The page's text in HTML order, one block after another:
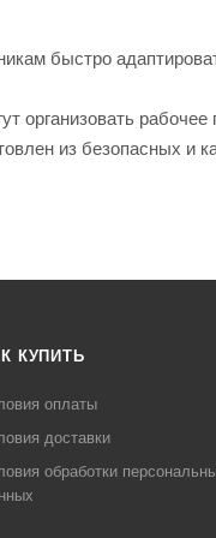
быстро
организовать рабочее
из безопасных и
КУПИТЬ
оплаты
доставки
обработки